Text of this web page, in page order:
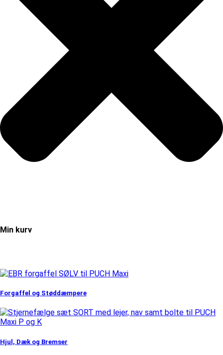
Min kurv
Forgaffel og Støddæmpere
Hjul, Dæk og Bremser